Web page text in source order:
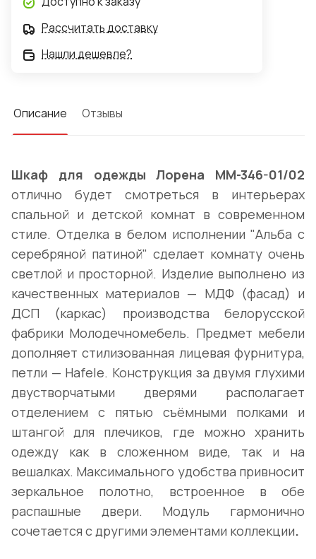
Рассчитать доставку
Нашли дешевле?
Описание Отзывы
Шкаф для одежды Лорена ММ-346-01/02
отлично будет смотреться в интерьерах
спальной и детской комнат в современном
стиле. Отделка в белом исполнении "Альба с
серебряной патиной" сделает комнату очень
светлой и просторной. Изделие выполнено из
качественных материалов — МДФ (фасад) и
ДСП (каркас) производства белорусской
фабрики Молодечномебель. Предмет мебели
дополняет стилизованная лицевая фурнитура,
петли — Hafele. Конструкция за двумя глухими
двустворчатыми дверями располагает
отделением с пятью съёмными полками и
штангой для плечиков, где можно хранить
одежду как в сложенном виде, так и на
вешалках. Максимального удобства привносит
зеркальное полотно, встроенное в обе
распашные двери. Модуль гармонично
сочетается с другими элементами коллекции.